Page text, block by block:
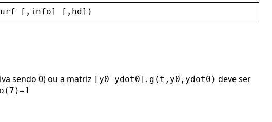
[, info] [, hd])
sendo 0) ou a matriz [y0 ydot0] . g(t,y0,ydot0) deve ser